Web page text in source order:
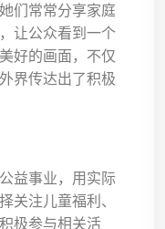
们常常分享家庭
让公众看到一个
好的画面，不仅
界传达出了积极
益事业，用实际
关注儿童福利、
极参与相关活